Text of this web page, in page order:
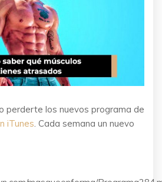
perderte los nuevos programa de
iTunes. Cada semana un nuevo